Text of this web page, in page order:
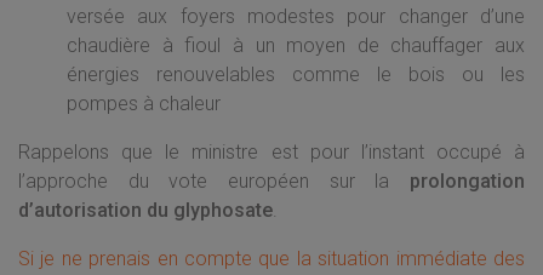
versée aux foyers modestes pour changer d’une
chaudière à fioul à un moyen de chauffager aux
énergies renouvelables comme le bois ou les
pompes à chaleur
Rappelons que le ministre est pour l’instant occupé à
l’approche du vote européen sur la prolongation
d’autorisation du glyphosate.
Si je ne prenais en compte que la situation immédiate des